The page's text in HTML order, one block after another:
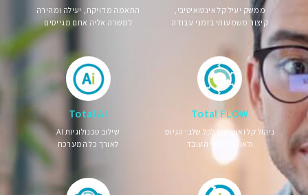
ממשק יעיל קל אינטואיטיבי,
קיצור משמעותי בזמני עבודה
התאמה מדויקת, יעילה ומהירה
למשרה אליה אתם מגייסים
Total FLOW
ניהול קל ואוטומטי לכל שלבי הגיוס
ולאורך כל חיי העובד
Total AI
שילוב טכנולוגיות AI
לאורך כל המערכת